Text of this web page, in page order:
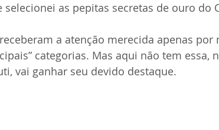
as pepitas secretas de ouro do
a atenção merecida apenas por
categorias. Mas aqui não tem essa,
vai ganhar seu devido destaque.